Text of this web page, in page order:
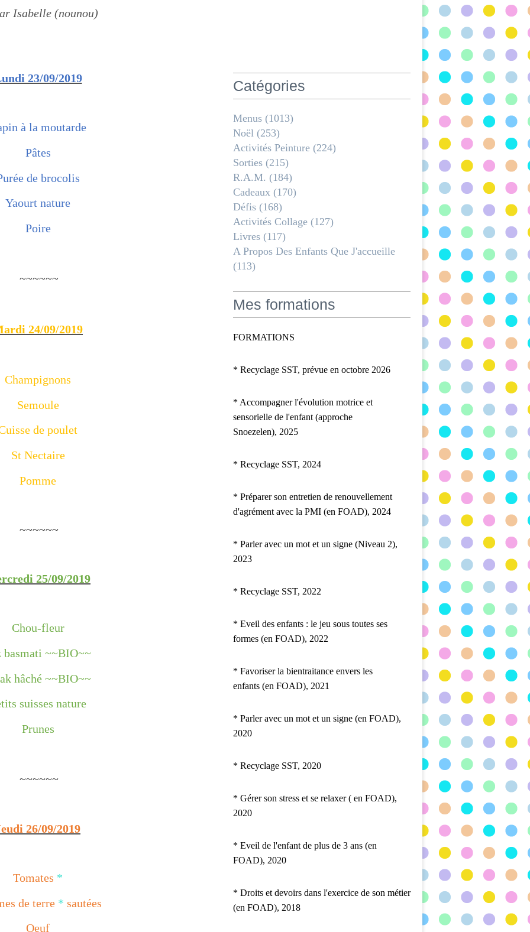
Isabelle (nounou)
23/09/2019
à la moutarde
Pâtes
de brocolis
Yaourt nature
Poire
~~~~~~
24/09/2019
Champignons
Semoule
de poulet
St Nectaire
Pomme
~~~~~~
25/09/2019
Chou-fleur
basmati ~~BIO~~
hâché ~~BIO~~
suisses nature
Prunes
~~~~~~
26/09/2019
Tomates *
de terre * sautées
Oeuf
Catégories
Menus (1013)
Noël (253)
Activités Peinture (224)
Sorties (215)
R.a.m. (184)
Cadeaux (170)
Défis (168)
Activités Collage (127)
Livres (117)
A Propos Des Enfants Que J'accueille
(113)
Mes formations
FORMATIONS
* Recyclage SST, prévue en octobre 2026
* Accompagner l'évolution motrice et
sensorielle de l'enfant (approche
Snoezelen), 2025
* Recyclage SST, 2024
* Préparer son entretien de renouvellement
d'agrément avec la PMI (en FOAD), 2024
* Parler avec un mot et un signe (Niveau 2),
2023
* Recyclage SST, 2022
* Eveil des enfants : le jeu sous toutes ses
formes (en FOAD), 2022
* Favoriser la bientraitance envers les
enfants (en FOAD), 2021
* Parler avec un mot et un signe (en FOAD),
2020
* Recyclage SST, 2020
* Gérer son stress et se relaxer ( en FOAD),
2020
* Eveil de l'enfant de plus de 3 ans (en
FOAD), 2020
* Droits et devoirs dans l'exercice de son métier
(en FOAD), 2018